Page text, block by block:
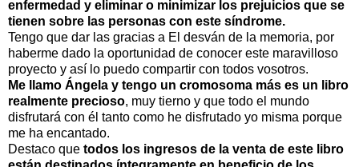
enfermedad y eliminar o minimizar los prejuicios que se
tienen sobre las personas con este síndrome.
Tengo que dar las gracias a El desván de la memoria, por
haberme dado la oportunidad de conocer este maravilloso
proyecto y así lo puedo compartir con todos vosotros.
Me llamo Ángela y tengo un cromosoma más es un libro
realmente precioso, muy tierno y que todo el mundo
disfrutará con él tanto como he disfrutado yo misma porque
me ha encantado.
Destaco que todos los ingresos de la venta de este libro